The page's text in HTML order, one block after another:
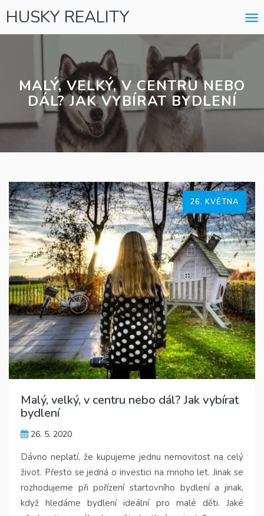
HUSKY REALITY
MALÝ, VELKÝ, V CENTRU NEBO
DÁL? JAK VYBÍRAT BYDLENÍ
Malý, velký, v centru nebo dál? Jak vybírat
bydlení
26. 5. 2020
26. KVĚTNA
Dávno neplatí, že kupujeme jednu nemovitost na celý
život. Přesto se jedná o investici na mnoho let. Jinak se
rozhodujeme při pořízení startovního bydlení a jinak,
když hledáme bydlení ideální pro malé děti. Jaké